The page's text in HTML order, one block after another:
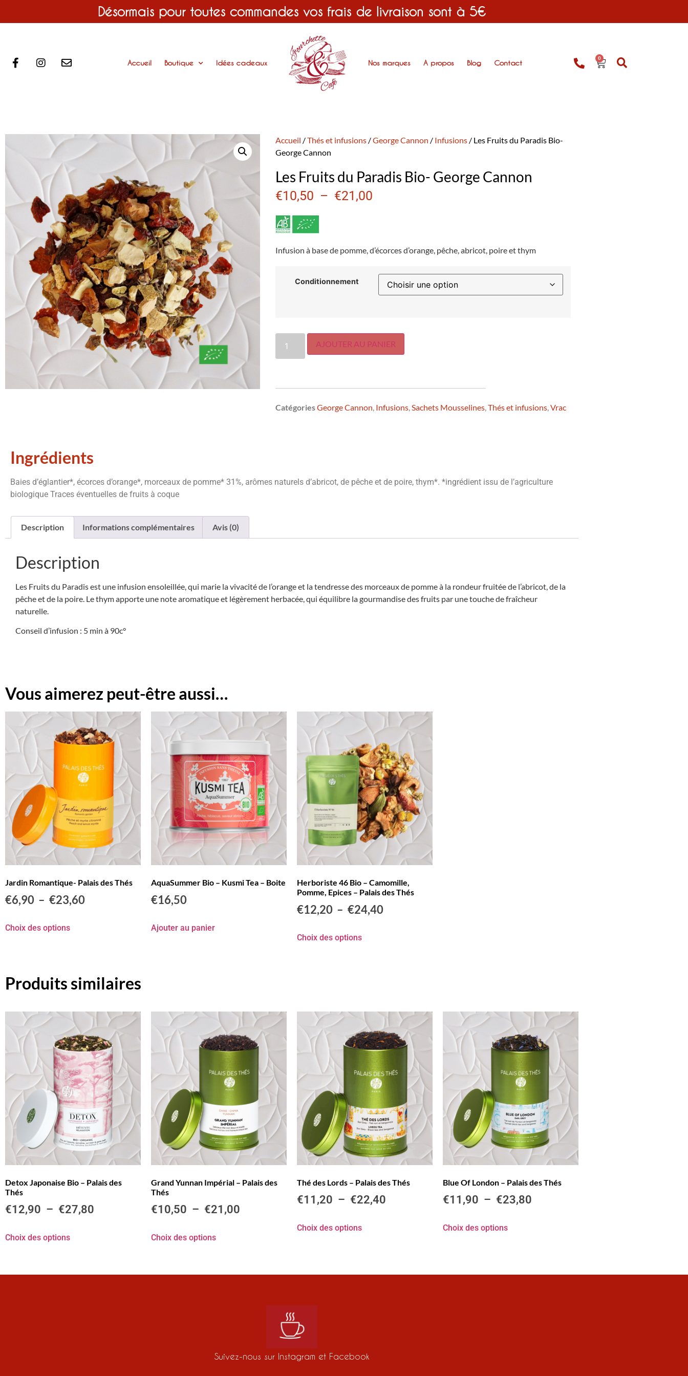
Désormais pour toutes commandes vos frais de livraison sont à 5€
Accueil Boutique Idées cadeaux Nos marques A propos Blog Contact
0
Accueil /Thés et infusions /George Cannon / Infusions / Les Fruits du Paradis Bio-
George Cannon
Les Fruits du Paradis Bio- George Cannon
€10,50 – €21,00
Infusion à base de pomme, d’écorces d’orange, pêche, abricot, poire et thym
Conditionnement
AJOUTER AU PANIER
CatégoriesGeorge Cannon, Infusions,Sachets Mousselines,Thés et infusions,Vrac
Ingrédients
Baies d’églantier*, écorces d’orange*, morceaux de pomme* 31%, arômes naturels d’abricot, de pêche et de poire, thym*. *ingrédient issu de l’agriculture
biologique Traces éventuelles de fruits à coque
Description Informations complémentaires Avis (0)
Description
Les Fruits du Paradis est une infusion ensoleillée, qui marie la vivacité de l’orange et la tendresse des morceaux de pomme à la rondeur fruitée de l’abricot, de la
pêche et de la poire. Le thym apporte une note aromatique et légèrement herbacée, qui équilibre la gourmandise des fruits par une touche de fraîcheur
naturelle.
Conseil d’infusion : 5 min à 90c°
Vous aimerez peut-être aussi…
Jardin Romantique- Palais des Thés
€6,90 – €23,60
Choix des options
AquaSummer Bio – Kusmi Tea – Boite
€16,50
Ajouter au panier
Herboriste 46 Bio – Camomille,
Pomme, Epices – Palais des Thés
€12,20 – €24,40
Choix des options
Produits similaires
Detox Japonaise Bio – Palais des
Thés
€12,90 – €27,80
Choix des options
Grand Yunnan Impérial – Palais des
Thés
€10,50 – €21,00
Choix des options
Thé des Lords – Palais des Thés
€11,20 – €22,40
Choix des options
Blue Of London – Palais des Thés
€11,90 – €23,80
Choix des options
Suivez-nous sur Instagram et Facebook